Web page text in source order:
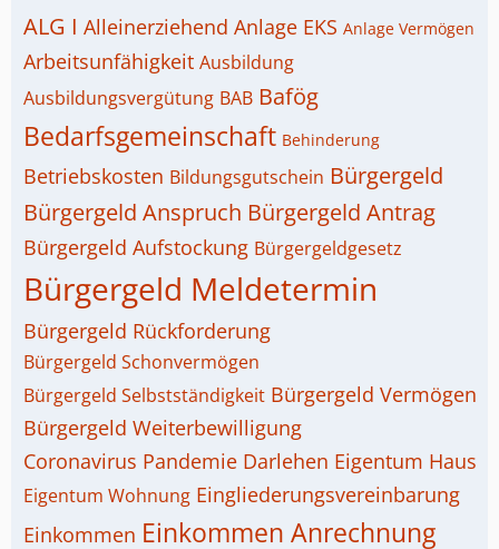
ALG I Alleinerziehend Anlage EKS Anlage Vermögen
Arbeitsunfähigkeit Ausbildung
Ausbildungsvergütung BAB Bafög
Bedarfsgemeinschaft Behinderung
Betriebskosten Bildungsgutschein Bürgergeld
Bürgergeld Anspruch Bürgergeld Antrag
Bürgergeld Aufstockung Bürgergeldgesetz
Bürgergeld Meldetermin
Bürgergeld Rückforderung
Bürgergeld Schonvermögen
Bürgergeld Selbstständigkeit Bürgergeld Vermögen
Bürgergeld Weiterbewilligung
Coronavirus Pandemie Darlehen Eigentum Haus
Eigentum Wohnung Eingliederungsvereinbarung
Einkommen Einkommen Anrechnung